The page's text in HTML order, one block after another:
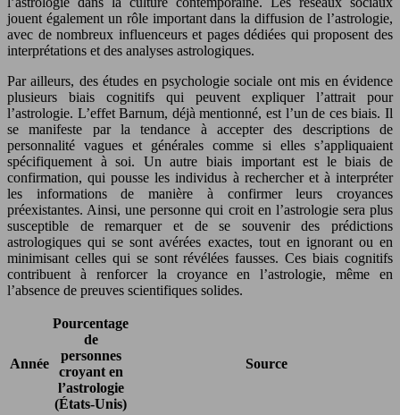
jouent également un rôle important dans la diffusion de l’astrologie,
avec de nombreux influenceurs et pages dédiées qui proposent des
interprétations et des analyses astrologiques.
Par ailleurs, des études en psychologie sociale ont mis en évidence
plusieurs biais cognitifs qui peuvent expliquer l’attrait pour
l’astrologie. L’effet Barnum, déjà mentionné, est l’un de ces biais. Il
se manifeste par la tendance à accepter des descriptions de
personnalité vagues et générales comme si elles s’appliquaient
spécifiquement à soi. Un autre biais important est le biais de
confirmation, qui pousse les individus à rechercher et à interpréter
les informations de manière à confirmer leurs croyances
préexistantes. Ainsi, une personne qui croit en l’astrologie sera plus
susceptible de remarquer et de se souvenir des prédictions
astrologiques qui se sont avérées exactes, tout en ignorant ou en
minimisant celles qui se sont révélées fausses. Ces biais cognitifs
contribuent à renforcer la croyance en l’astrologie, même en
l’absence de preuves scientifiques solides.
Année
Pourcentage
de
personnes
croyant en
l’astrologie
(États-Unis)
Source